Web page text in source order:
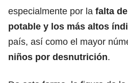
especialmente por la falta
potable y los más altos
país, así como el mayor
niños por desnutrición.